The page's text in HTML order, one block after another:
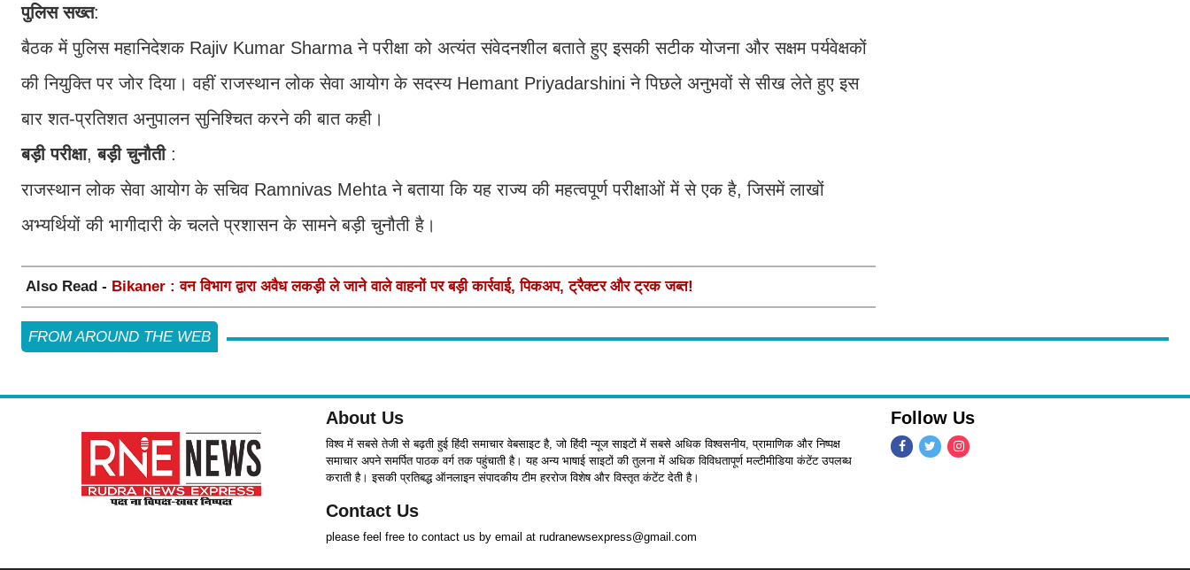
पुलिस सख्त:
बैठक में पुलिस महानिदेशक Rajiv Kumar Sharma ने परीक्षा को अत्यंत संवेदनशील बताते हुए इसकी सटीक योजना और सक्षम पर्यवेक्षकों
की नियुक्ति पर जोर दिया। वहीं राजस्थान लोक सेवा आयोग के सदस्य Hemant Priyadarshini ने पिछले अनुभवों से सीख लेते हुए इस
बार शत-प्रतिशत अनुपालन सुनिश्चित करने की बात कही।
बड़ी परीक्षा,बड़ी चुनौती:
राजस्थान लोक सेवा आयोग के सचिव Ramnivas Mehta ने बताया कि यह राज्य की महत्वपूर्ण परीक्षाओं में से एक है, जिसमें लाखों
अभ्यर्थियों की भागीदारी के चलते प्रशासन के सामने बड़ी चुनौती है।
Also Read - Bikaner : वन विभाग द्वारा अवैध लकड़ी ले जाने वाले वाहनों पर बड़ी कार्रवाई, पिकअप, ट्रैक्टर और ट्रक जब्त!
FROM AROUND THE WEB
About Us
विश्व में सबसे तेजी से बढ़ती हुई हिंदी समाचार वेबसाइट है, जो हिंदी न्यूज साइटों में सबसे अधिक विश्वसनीय, प्रामाणिक और निष्पक्ष
समाचार अपने समर्पित पाठक वर्ग तक पहुंचाती है। यह अन्य भाषाई साइटों की तुलना में अधिक विविधतापूर्ण मल्टीमीडिया कंटेंट उपलब्ध
कराती है। इसकी प्रतिबद्ध ऑनलाइन संपादकीय टीम हररोज विशेष और विस्तृत कंटेंट देती है।
Contact Us
please feel free to contact us by email at rudranewsexpress@gmail.com
Follow Us